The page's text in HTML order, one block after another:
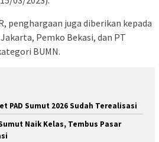
penghargaan juga diberikan kepada
Pemko Bekasi, dan PT
BUMN.
PAD Sumut 2026 Sudah Terealisasi
Sumut Naik Kelas, Tembus Pasar